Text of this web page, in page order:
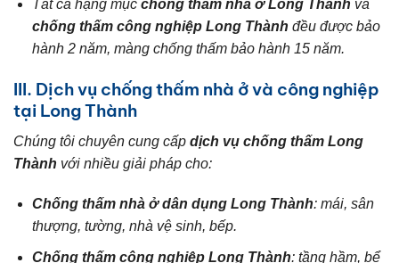
Tất cả hạng mục chống thấm nhà ở Long Thành và
chống thấm công nghiệp Long Thành đều được bảo
hành 2 năm, màng chống thấm bảo hành 15 năm.
III. Dịch vụ chống thấm nhà ở và công nghiệp
tại Long Thành
Chúng tôi chuyên cung cấp dịch vụ chống thấm Long
Thành với nhiều giải pháp cho:
Chống thấm nhà ở dân dụng Long Thành: mái, sân
thượng, tường, nhà vệ sinh, bếp.
Chống thấm công nghiệp Long Thành: tầng hầm, bể